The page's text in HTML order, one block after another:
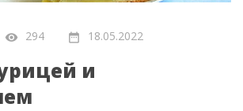
294 18.05.2022
и